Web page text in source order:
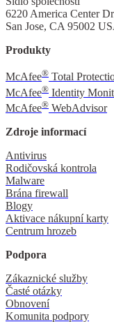
6220 America Center
San Jose, CA 95002
Produkty
McAfee® Total
McAfee® Identity
McAfee® WebAdvisor
Zdroje informací
Antivirus
Rodičovská kontrola
Malware
Brána firewall
Blogy
Aktivace nákupní karty
Centrum hrozeb
Podpora
Zákaznické služby
Časté otázky
Obnovení
Komunita podpory